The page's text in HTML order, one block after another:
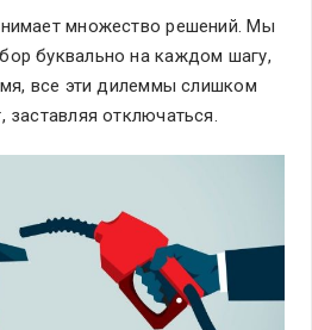
множество решений. Мы
буквально на каждом шагу,
все эти дилеммы слишком
отключаться.